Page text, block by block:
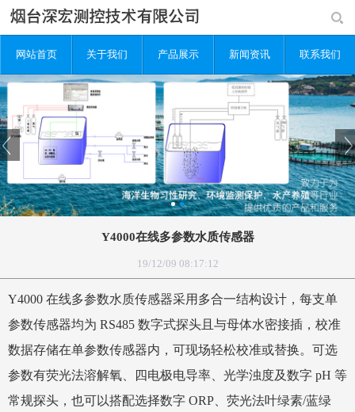
网站首页 关于我们 产品展示 新闻资讯 联系我们
Y4000在线多参数水质传感器
19/12/09 08:17:12
Y4000 在线多参数水质传感器采用多合一结构设计，每支单
参数传感器均为 RS485 数字式探头且与母体水密接插，校准
数据存储在单参数传感器内，可现场轻松校准或替换。可选
参数有荧光法溶解氧、四电极电导率、光学浊度及数字 pH 等
常规探头，也可以搭配选择数字 ORP、荧光法叶绿素/蓝绿